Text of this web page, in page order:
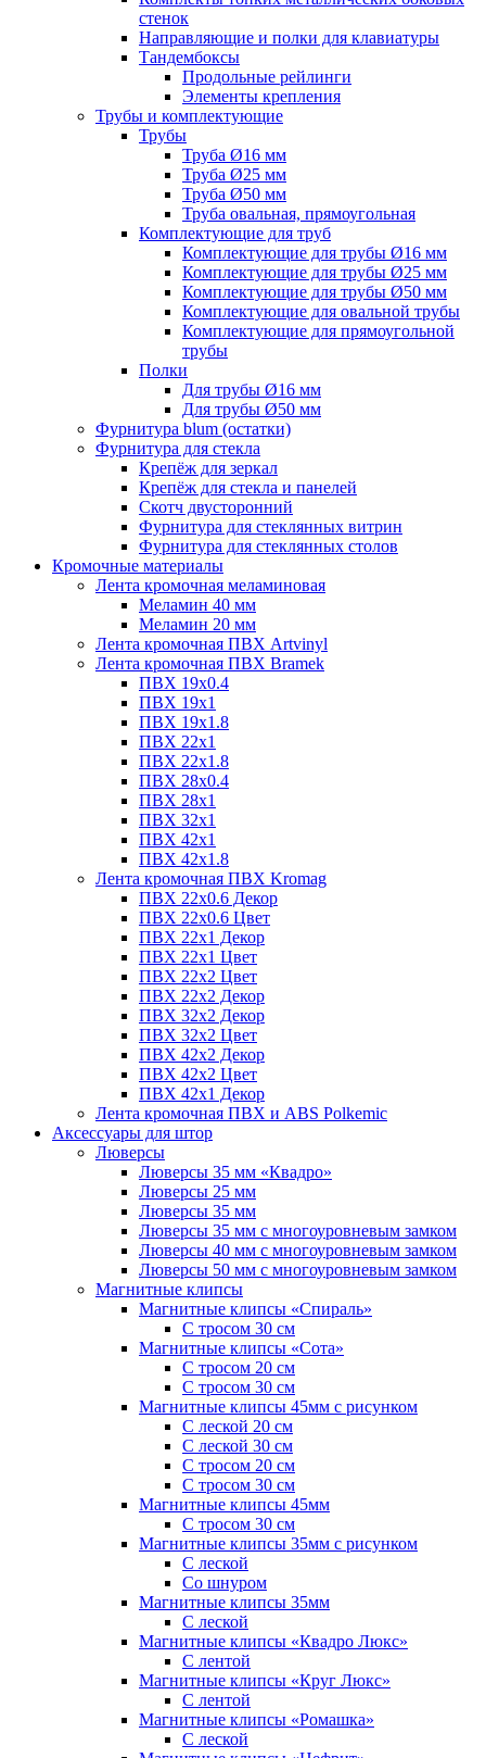
стенок
Направляющие и полки для клавиатуры
Тандембоксы
Продольные рейлинги
Элементы крепления
Трубы и комплектующие
Трубы
Труба Ø16 мм
Труба Ø25 мм
Труба Ø50 мм
Труба овальная, прямоугольная
Комплектующие для труб
Комплектующие для трубы Ø16 мм
Комплектующие для трубы Ø25 мм
Комплектующие для трубы Ø50 мм
Комплектующие для овальной трубы
Комплектующие для прямоугольной
трубы
Полки
Для трубы Ø16 мм
Для трубы Ø50 мм
Фурнитура blum (остатки)
Фурнитура для стекла
Крепёж для зеркал
Крепёж для стекла и панелей
Скотч двусторонний
Фурнитура для стеклянных витрин
Фурнитура для стеклянных столов
Кромочные материалы
Лента кромочная меламиновая
Меламин 40 мм
Меламин 20 мм
Лента кромочная ПВХ Artvinyl
Лента кромочная ПВХ Bramek
ПВХ 19x0.4
ПВХ 19х1
ПВХ 19х1.8
ПВХ 22х1
ПВХ 22х1.8
ПВХ 28х0.4
ПВХ 28х1
ПВХ 32x1
ПВХ 42х1
ПВХ 42х1.8
Лента кромочная ПВХ Kromag
ПВХ 22x0.6 Декор
ПВХ 22x0.6 Цвет
ПВХ 22x1 Декор
ПВХ 22x1 Цвет
ПВХ 22x2 Цвет
ПВХ 22x2 Декор
ПВХ 32x2 Декор
ПВХ 32x2 Цвет
ПВХ 42x2 Декор
ПВХ 42x2 Цвет
ПВХ 42x1 Декор
Лента кромочная ПВХ и ABS Polkemic
Аксессуары для штор
Люверсы
Люверсы 35 мм «Квадро»
Люверсы 25 мм
Люверсы 35 мм
Люверсы 35 мм с многоуровневым замком
Люверсы 40 мм с многоуровневым замком
Люверсы 50 мм с многоуровневым замком
Магнитные клипсы
Магнитные клипсы «Спираль»
С тросом 30 см
Магнитные клипсы «Сота»
С тросом 20 см
С тросом 30 см
Магнитные клипсы 45мм с рисунком
С леской 20 см
С леской 30 см
С тросом 20 см
С тросом 30 см
Магнитные клипсы 45мм
С тросом 30 см
Магнитные клипсы 35мм с рисунком
С леской
Со шнуром
Магнитные клипсы 35мм
С леской
Магнитные клипсы «Квадро Люкс»
С лентой
Магнитные клипсы «Круг Люкс»
С лентой
Магнитные клипсы «Ромашка»
С леской